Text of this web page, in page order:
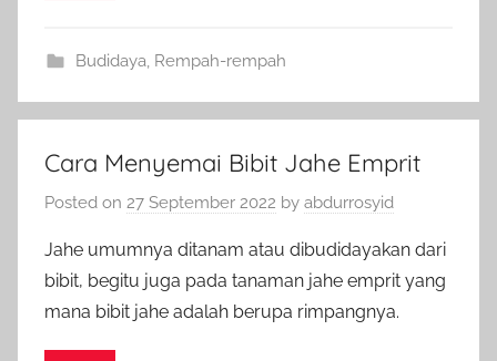
Budidaya, Rempah-rempah
Cara Menyemai Bibit Jahe Emprit
Posted on 27 September 2022 by abdurrosyid
Jahe umumnya ditanam atau dibudidayakan dari
bibit, begitu juga pada tanaman jahe emprit yang
mana bibit jahe adalah berupa rimpangnya.